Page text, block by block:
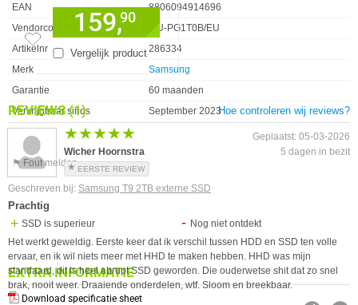
EAN
8806094914696
Vendorcode
MU-PG1T0B/EU
Artikelnr
286334
Merk
Samsung
Garantie
60 maanden
Verkrijgbaar sinds
September 2023
⚑ Fout melden
EXTRA INFORMATIE
Download specificatie sheet
Vergelijk product
159,90
REVIEWS(1) Hoe controleren wij reviews?
★★★★★
★★★★★
Wicher Hoornstra
EERSTE REVIEW
Geschreven bij: Samsung T9 2TB externe SSD
Geplaatst: 05-03-2026
5 dagen in bezit
Prachtig
SSD is superieur
Nog niet ontdekt
Het werkt geweldig. Eerste keer dat ik verschil tussen HDD en SSD ten volle
ervaar, en ik wil niets meer met HHD te maken hebben. HHD was mijn
standaard, dit is heel abrupt SSD geworden. Die ouderwetse shit dat zo snel
brak, nooit weer. Draaiende onderdelen, wtf. Sloom en breekbaar.